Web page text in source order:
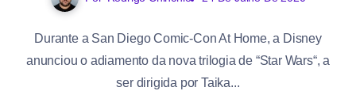
Durante a San Diego Comic-Con At Home, a Disney
anunciou o adiamento da nova trilogia de “Star Wars“, a
ser dirigida por Taika...